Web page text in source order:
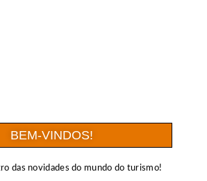
BEM-VINDOS!
das novidades do mundo do turismo!